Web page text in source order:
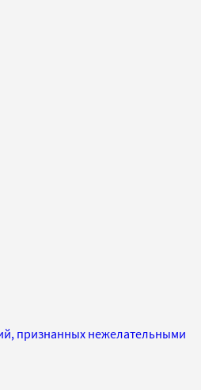
признанных нежелательными